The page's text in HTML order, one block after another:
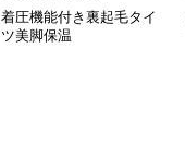
着圧機能付き裏起毛タイ
ツ美脚保温